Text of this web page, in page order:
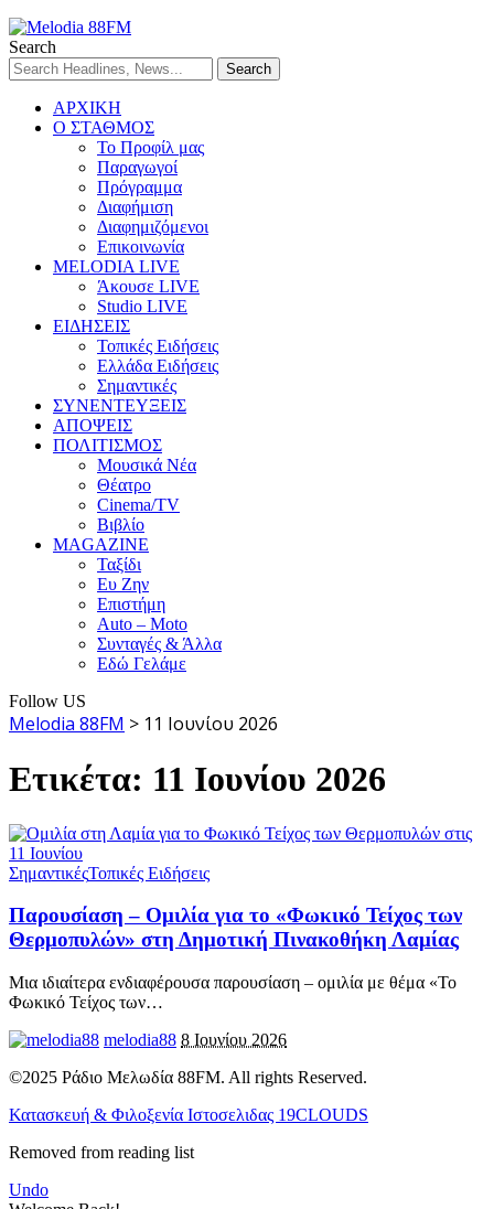
Search
ΑΡΧΙΚΗ
Ο ΣΤΑΘΜΟΣ
Το Προφίλ μας
Παραγωγοί
Πρόγραμμα
Διαφήμιση
Διαφημιζόμενοι
Επικοινωνία
MELODIA LIVE
Άκουσε LIVE
Studio LIVE
ΕΙΔΗΣΕΙΣ
Τοπικές Ειδήσεις
Ελλάδα Ειδήσεις
Σημαντικές
ΣΥΝΕΝΤΕΥΞΕΙΣ
ΑΠΟΨΕΙΣ
ΠΟΛΙΤΙΣΜΟΣ
Μουσικά Νέα
Θέατρο
Cinema/TV
Βιβλίο
MAGAZINE
Ταξίδι
Ευ Ζην
Επιστήμη
Auto – Moto
Συνταγές & Άλλα
Εδώ Γελάμε
Follow US
Melodia 88FM > 11 Ιουνίου 2026
Ετικέτα: 11 Ιουνίου 2026
ΣημαντικέςΤοπικές Ειδήσεις
Παρουσίαση – Ομιλία για το «Φωκικό Τείχος των
Θερμοπυλών» στη Δημοτική Πινακοθήκη Λαμίας
Μια ιδιαίτερα ενδιαφέρουσα παρουσίαση – ομιλία με θέμα «Το
Φωκικό Τείχος των…
melodia88 8 Ιουνίου 2026
©2025 Ράδιο Μελωδία 88FM. All rights Reserved.
Κατασκευή & Φιλοξενία Ιστοσελιδας 19CLOUDS
Removed from reading list
Undo